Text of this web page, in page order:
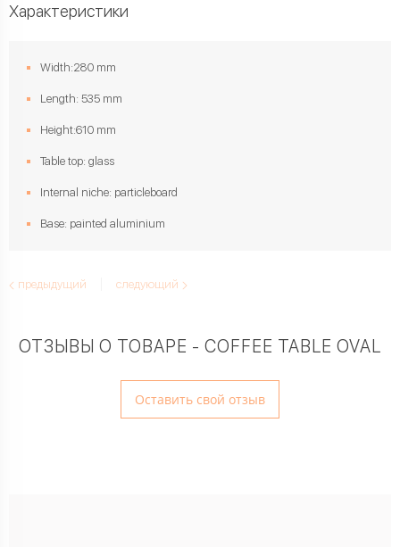
Характеристики
Width:280 mm
Length: 535 mm
Height:610 mm
Table top: glass
Internal niche: particleboard
Base: painted aluminium
предыдущий следующий
ОТЗЫВЫ О ТОВАРЕ - COFFEE TABLE OVAL
Оставить свой отзыв